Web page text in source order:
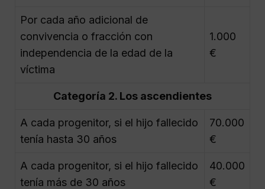
Por cada año adicional de
convivencia o fracción con
independencia de la edad de la
víctima
1.000
€
Categoría 2. Los ascendientes
A cada progenitor, si el hijo fallecido
tenía hasta 30 años
70.000
€
A cada progenitor, si el hijo fallecido
tenía más de 30 años
40.000
€